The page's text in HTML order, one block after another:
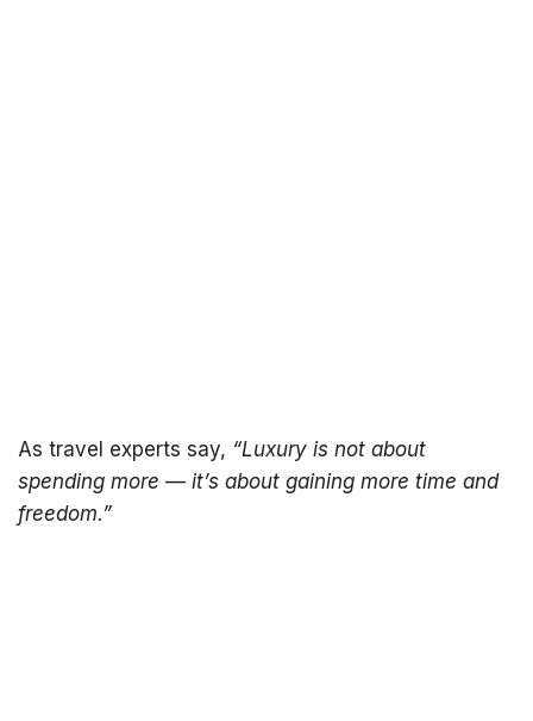
As travel experts say, “Luxury is not about
spending more — it’s about gaining more time and
freedom.”